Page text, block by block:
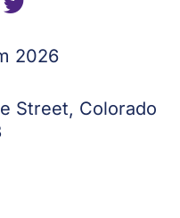
2026
Street, Colorado